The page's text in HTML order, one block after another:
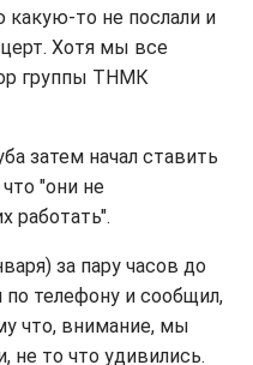
то не послали и
Хотя мы все
группы ТНМК
затем начал ставить
"они не
работать".
за пару часов до
телефону и сообщил,
что, внимание, мы
то что удивились.